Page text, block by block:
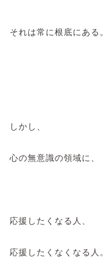
それは常に根底にある。
しかし、
心の無意識の領域に、
応援したくなる人、
応援したくなくなる人。